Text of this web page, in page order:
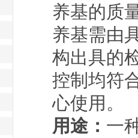
养基的质
养基需由
构出具的
控制均符
心使用。
用途： 一